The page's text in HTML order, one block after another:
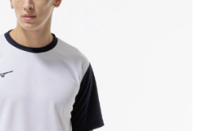
トサル